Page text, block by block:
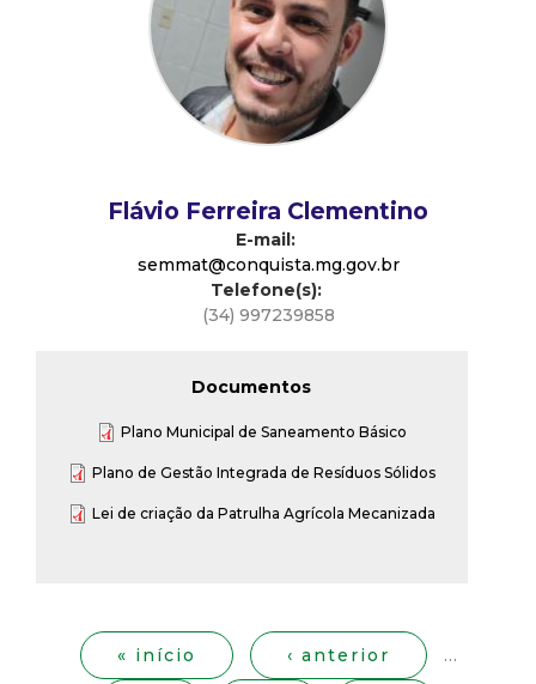
Flávio Ferreira Clementino
E-mail:
semmat@conquista.mg.gov.br
Telefone(s):
(34) 997239858
Documentos
Plano Municipal de Saneamento Básico
Plano de Gestão Integrada de Resíduos Sólidos
Lei de criação da Patrulha Agrícola Mecanizada
« início ‹ anterior …